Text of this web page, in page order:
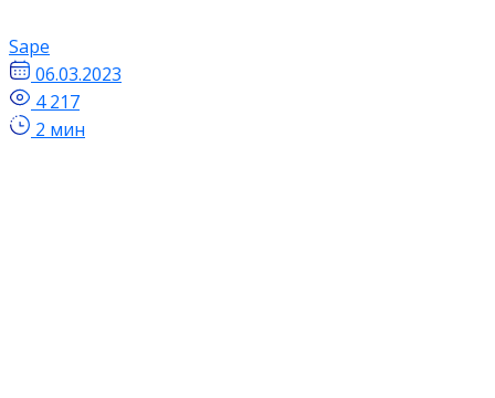
Sape
06.03.2023
4 217
2 мин